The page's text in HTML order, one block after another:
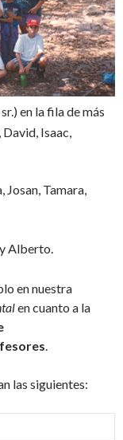
en la fila de más
David, Isaac,
Josan, Tamara,
Alberto.
en nuestra
en cuanto a la
.
las siguientes: